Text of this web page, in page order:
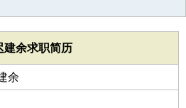
建余求职简历
余